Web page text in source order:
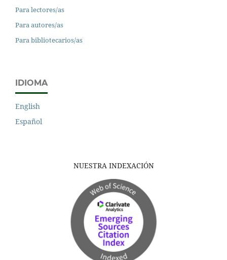
Para lectores/as
Para autores/as
Para bibliotecarios/as
IDIOMA
English
Español
NUESTRA INDEXACIÓN